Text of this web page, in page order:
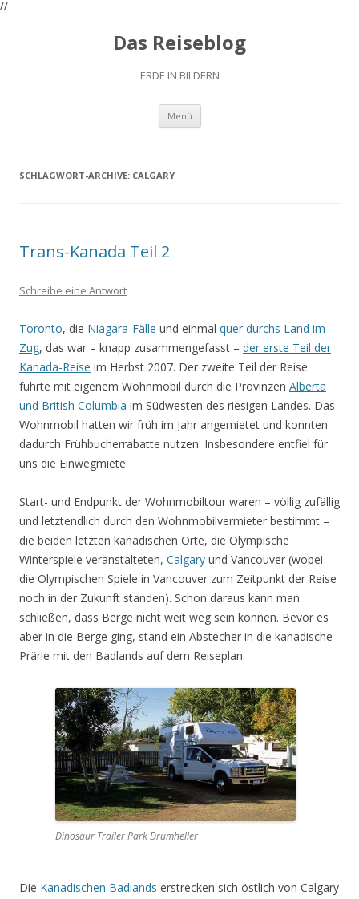
//
Das Reiseblog
ERDE IN BILDERN
Menü Zum
springen
SCHLAGWORT-ARCHIVE: CALGARY
Trans-Kanada Teil 2
Schreibe eine Antwort
Toronto, die Niagara-Fälle und einmal quer durchs Land im
Zug, das war – knapp zusammengefasst – der erste Teil der
Kanada-Reise im Herbst 2007. Der zweite Teil der Reise
führte mit eigenem Wohnmobil durch die Provinzen Alberta
und British Columbia im Südwesten des riesigen Landes. Das
Wohnmobil hatten wir früh im Jahr angemietet und konnten
dadurch Frühbucherrabatte nutzen. Insbesondere entfiel für
uns die Einwegmiete.
Start- und Endpunkt der Wohnmobiltour waren – völlig zufällig
und letztendlich durch den Wohnmobilvermieter bestimmt –
die beiden letzten kanadischen Orte, die Olympische
Winterspiele veranstalteten, Calgary und Vancouver (wobei
die Olympischen Spiele in Vancouver zum Zeitpunkt der Reise
noch in der Zukunft standen). Schon daraus kann man
schließen, dass Berge nicht weit weg sein können. Bevor es
aber in die Berge ging, stand ein Abstecher in die kanadische
Prärie mit den Badlands auf dem Reiseplan.
Dinosaur Trailer Park Drumheller
Die Kanadischen Badlands erstrecken sich östlich von Calgary